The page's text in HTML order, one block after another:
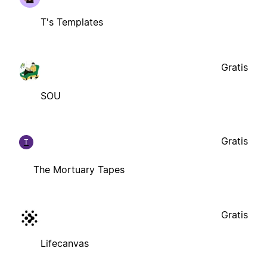
T's Templates
SOU
Gratis
T
The Mortuary Tapes
Gratis
Lifecanvas
Gratis